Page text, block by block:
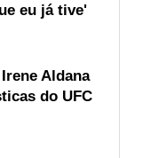
eu já tive'
Aldana
do UFC